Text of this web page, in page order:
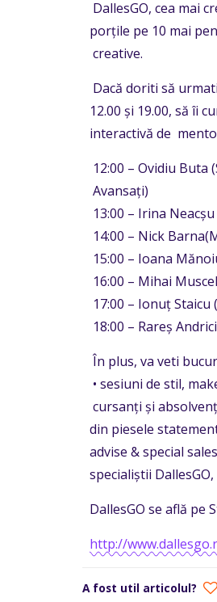
DallesGO, cea mai
porțile pe 10 mai
creative.
Dacă doriti să
12.00 și 19.00, să îi
interactivă de
12:00 – Ovidiu Buta
Avansați)
13:00 – Irina
14:00 – Nick
15:00 – Ioana
16:00 – Mihai
17:00 – Ionuț
18:00 – Rareș
În plus, va veti
• sesiuni de stil,
cursanți și
din piesele
advise & special
specialiștii
DallesGO se află pe
http://
A fost util articolul?